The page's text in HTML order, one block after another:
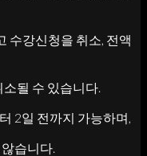
수강신청을 취소, 전액
될 수 있습니다.
2일 전까지 가능하며,
습니다.